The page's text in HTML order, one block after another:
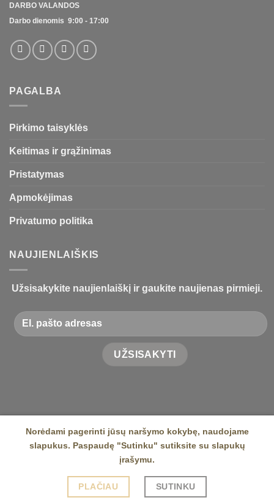
DARBO VALANDOS
Darbo dienomis 9:00 - 17:00
PAGALBA
Pirkimo taisyklės
Keitimas ir grąžinimas
Pristatymas
Apmokėjimas
Privatumo politika
NAUJIENLAIŠKIS
Užsisakykite naujienlaiškį ir gaukite naujienas pirmieji.
APIE MUS KONTAKTAI
Visos teisės saugomos 2026 © |Svetainę sukūrė
websvetaines.lt
Norėdami pagerinti jūsų naršymo kokybę, naudojame
slapukus. Paspaudę "Sutinku" sutiksite su slapukų
įrašymu.
PLAČIAU SUTINKU